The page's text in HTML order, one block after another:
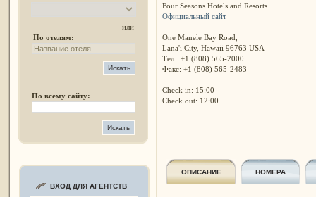
или
По отелям:
По всему сайту:
ВХОД ДЛЯ АГЕНТСТВ
Four Seasons Hotels and Resorts
Официальный сайт
One Manele Bay Road,
Lana'i City, Hawaii 96763 USA
Тел.: +1 (808) 565-2000
Факс: +1 (808) 565-2483
Check in: 15:00
Check out: 12:00
ОПИСАНИЕ НОМЕРА